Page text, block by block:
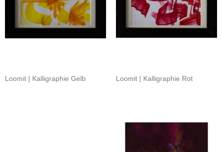
Loomit | Kalligraphie Gelb Loomit | Kalligraphie Rot